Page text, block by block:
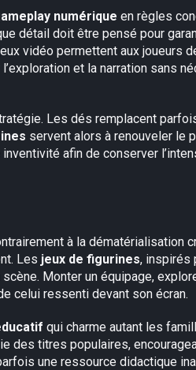
numérique en règles
détail doit être pensé pour
vidéo permettent aux joueurs
et la narration sans
Les dés remplacent
servent alors à renouveler le
afin de conserver
à la dématérialisation
Les jeux de figurines, inspirés
Monter un équipage,
celui ressenti devant son écran.
qui charme autant les
des titres populaires,
une ressource didactique